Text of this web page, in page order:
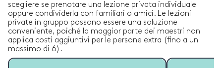
scegliere se prenotare una lezione privata individuale
oppure condividerla con familiari o amici. Le lezioni
private in gruppo possono essere una soluzione
conveniente, poiché la maggior parte dei maestri non
applica costi aggiuntivi per le persone extra (fino a un
massimo di 6).